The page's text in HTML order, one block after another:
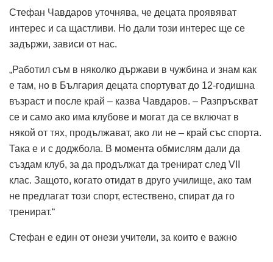
Стефан Чавдаров уточнява, че децата проявяват
интерес и са щастливи. Но дали този интерес ще се
задържи, зависи от нас.
„Работил съм в няколко държави в чужбина и знам как
е там, но в България децата спортуват до 12-годишна
възраст и после край – казва Чавдаров. – Разпръскват
се и само ако има клубове и могат да се включат в
някой от тях, продължават, ако ли не – край със спорта.
Така е и с доджбола. В момента обмислям дали да
създам клуб, за да продължат да тренират след VII
клас. Защото, когато отидат в друго училище, ако там
не предлагат този спорт, естествено, спират да го
тренират.“
Стефан е един от онези учители, за които е важно